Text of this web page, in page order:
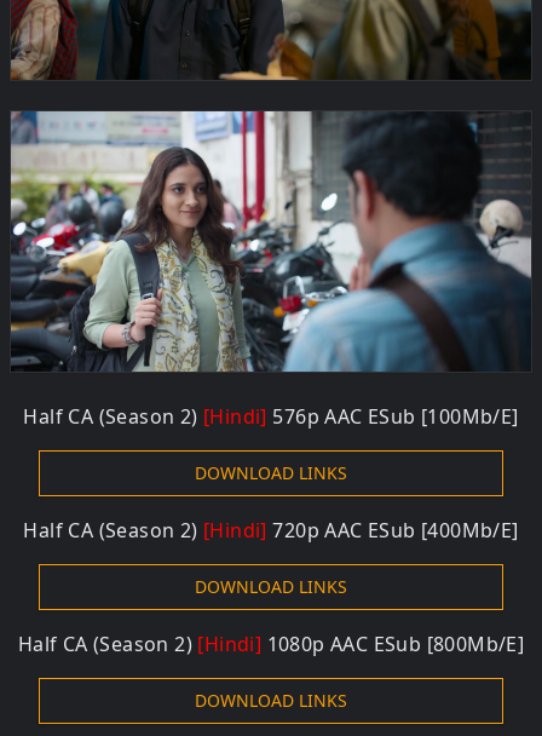
Half CA (Season 2) [Hindi] 576p AAC ESub [100Mb/E]
DOWNLOAD LINKS
Half CA (Season 2) [Hindi] 720p AAC ESub [400Mb/E]
DOWNLOAD LINKS
Half CA (Season 2) [Hindi] 1080p AAC ESub [800Mb/E]
DOWNLOAD LINKS